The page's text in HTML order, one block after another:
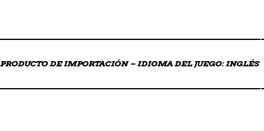
PRODUCTO DE IMPORTACIÓN – IDIOMA DEL JUEGO: INGLÉS